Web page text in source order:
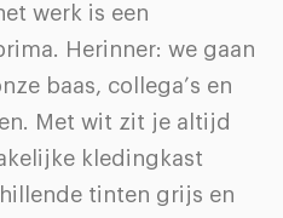
werk is een
Herinner: we gaan
baas, collega’s en
Met wit zit je altijd
kledingkast
tinten grijs en